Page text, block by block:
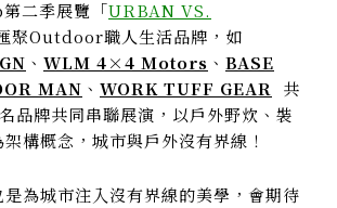
二季展覽「URBAN VS.
聚Outdoor職人生活品牌，如
、 WLM 4×4 Motors 、 BASE
MAN 、 WORK TUFF GEAR
共
品牌共同串聯展演，以戶外野炊、裝
構概念，城市與戶外沒有界線！
為城市注入沒有界線的美學，會期待